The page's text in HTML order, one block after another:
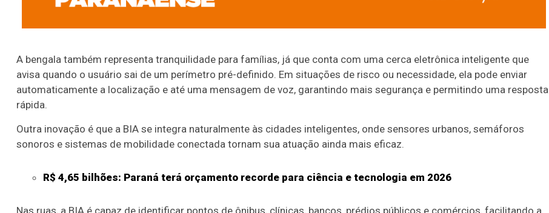
A bengala também representa tranquilidade para famílias, já que conta com uma cerca eletrônica inteligente que
avisa quando o usuário sai de um perímetro pré-definido. Em situações de risco ou necessidade, ela pode enviar
automaticamente a localização e até uma mensagem de voz, garantindo mais segurança e permitindo uma resposta
rápida.
Outra inovação é que a BIA se integra naturalmente às cidades inteligentes, onde sensores urbanos, semáforos
sonoros e sistemas de mobilidade conectada tornam sua atuação ainda mais eficaz.
R$ 4,65 bilhões: Paraná terá orçamento recorde para ciência e tecnologia em 2026